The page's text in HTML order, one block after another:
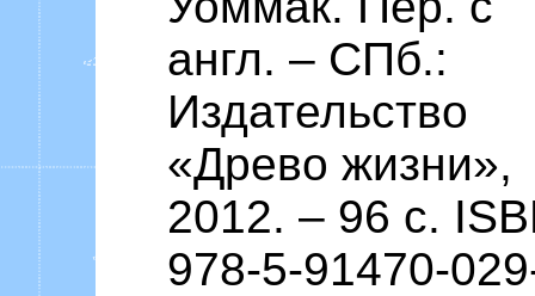
англ. – СПб.:
Издательство
«Древо жизни»,
2012. – 96 c.
978-5-91470-